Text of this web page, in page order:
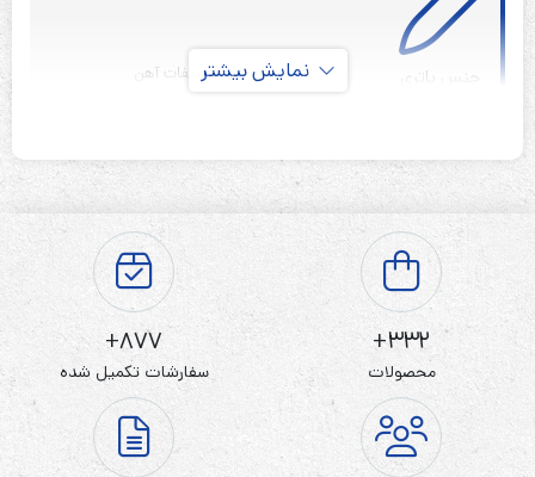
جنس باتری لیتیم فسفات آهن
ظرفیت باتری 3800 میلی آمپر ساعت
ابعاد
نوع ترمینال سر تخت دو طرفه پلیت دار
گارانتی ندارد
باتری لیتیوم فسفات 3.2v سایز 18650 3800mAh
سلول لیتیم فسفات آهن که به اختصار LFP نیز نامیده می
نمایش بیشتر
332+
محصولات
877+
سفارشات تکمیل شده